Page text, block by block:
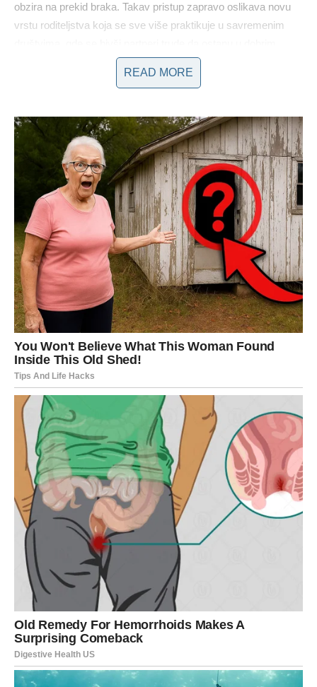
obzira na prekid braka. Takav pristup zapravo oslikava novu
vrstu roditeljstva koja se sve više praktikuje u savremenim
odnosima radi dobrobiti svoje djece.
je Duško, iako fizički odsutan tokom nekih godina, uspeo da
ostane prisutan u životima svojih kćeri. “Duško je dobar otac,
posebno sada kada više ne igra fudbal. On ispunjava svoje
roditeljske obaveze maksimalno,” izjavila je ona. Dodala je
kako su njihove kćeri odrasle u njenom domu, te je ona bila ta
koja ih je vaspitala, dok je Duško bio podrška na daljinu. Ova
izjava dodatno naglašava koliko je važno imati ravnotežu
između profesionalnih obaveza i porodičnih vrijednosti, a
Jelena je uspela da pronađe tu ravnotežu, čak i kroz teške
trenutke.
U vezi sprevaramatokom braka, Jelena je bila jasna. “Mene
READ MORE